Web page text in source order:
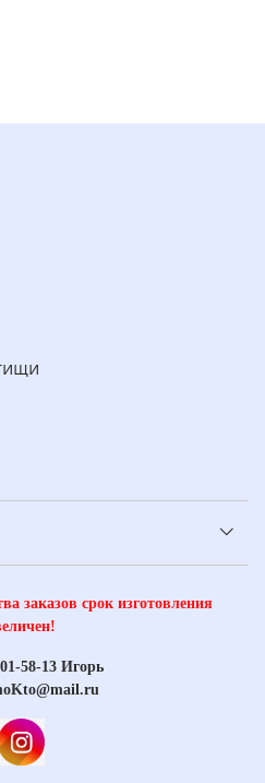
заказов срок изготовления
58-13 Игорь